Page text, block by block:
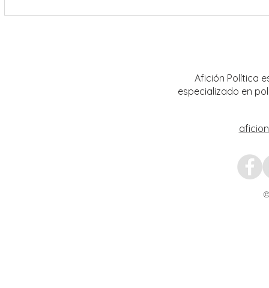
Afición Política
especializado en